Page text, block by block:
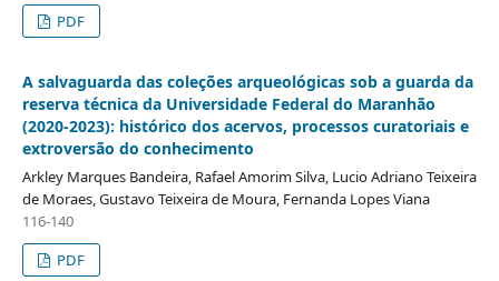
PDF
A salvaguarda das coleções arqueológicas sob a guarda da
reserva técnica da Universidade Federal do Maranhão
(2020-2023): histórico dos acervos, processos curatoriais e
extroversão do conhecimento
Arkley Marques Bandeira, Rafael Amorim Silva, Lucio Adriano Teixeira
de Moraes, Gustavo Teixeira de Moura, Fernanda Lopes Viana
116-140
PDF